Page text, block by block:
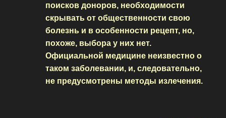
поисков доноров, необходимости
скрывать от общественности свою
болезнь и в особенности рецепт, но,
похоже, выбора у них нет.
Официальной медицине неизвестно о
таком заболевании, и, следовательно,
не предусмотрены методы излечения.